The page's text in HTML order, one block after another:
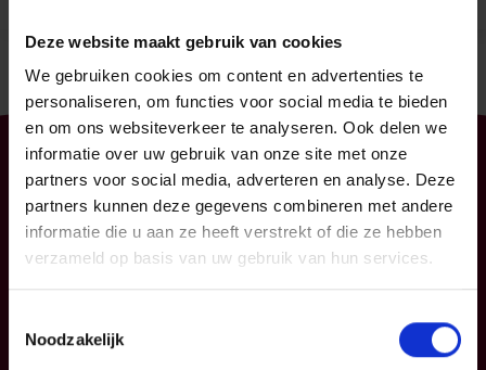
Deze website maakt gebruik van cookies
We gebruiken cookies om content en advertenties te
personaliseren, om functies voor social media te bieden
en om ons websiteverkeer te analyseren. Ook delen we
informatie over uw gebruik van onze site met onze
partners voor social media, adverteren en analyse. Deze
partners kunnen deze gegevens combineren met andere
informatie die u aan ze heeft verstrekt of die ze hebben
verzameld op basis van uw gebruik van hun services.
Noodzakelijk
Particulier
Uw mobiliteit
Uw woning en
beleggen
Professioneel
Uw bedrijf
KMO